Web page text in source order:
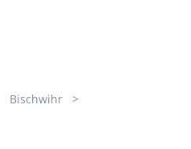
Bischwihr